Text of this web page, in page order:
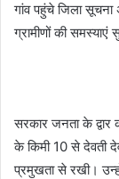
गांव पहुंचे जिला सूचना
ग्रामीणों की समस्याएं
सरकार जनता के द्वार
के किमी 10 से देवती
प्रमुखता से रखी।